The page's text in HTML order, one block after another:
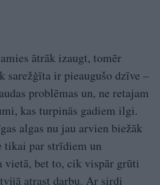
ātrāk izaugt, tomēr
sarežģīta ir pieaugušo dzīve –
problēmas un, ne retajam
kas turpinās gadiem ilgi.
algas nu jau arvien biežāk
tikai par strīdiem un
vietā, bet to, cik vispār grūti
atrast darbu. Ar sirdi